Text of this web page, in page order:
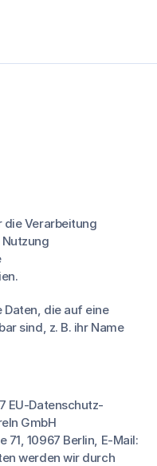
die Verarbeitung
Daten, die auf eine
sind, z. B. ihr Name
EU-Datenschutz-
GmbH
10967 Berlin, E-Mail:
werden wir durch